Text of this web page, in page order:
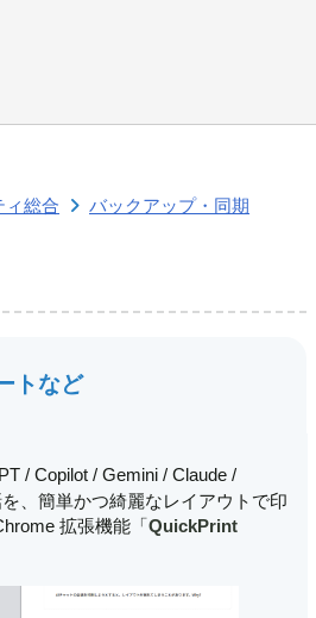
ィ総合 バックアップ・同期
トなど